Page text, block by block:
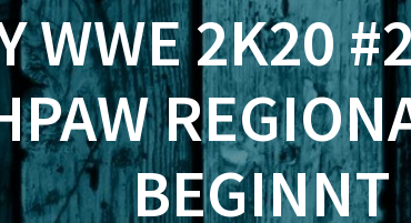
WWE 2K20
BEGINNT